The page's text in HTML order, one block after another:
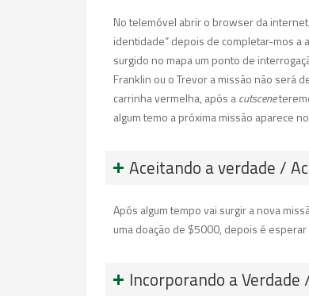
No telemóvel abrir o browser da
identidade” depois de completar-mos
surgido no mapa um ponto de
Franklin ou o Trevor a missão não será
carrinha vermelha, após acutscene
algum temo a próxima missão aparece
Aceitando a verdade /
Após algum tempo vai surgir a nova
uma doação de $5000, depois é
Incorporando a